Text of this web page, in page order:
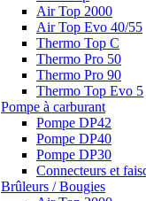
Air Top 2000
Air Top Evo 40/55
Thermo Top C
Thermo Pro 50
Thermo Pro 90
Thermo Top Evo 5
Pompe à carburant
Pompe DP42
Pompe DP40
Pompe DP30
Connecteurs et
Brûleurs / Bougies